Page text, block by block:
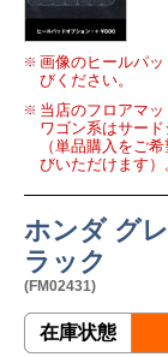
画像のヒールパ
びください。
当店のフロアマッ
ワゴン系はサー
（単品購入をご
びいただけます
ホンダ グ
ラック
(FM02431)
在庫状態